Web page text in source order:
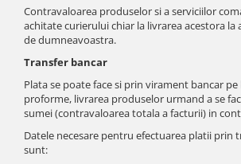
Accesorii Statii De Calcat
Accesorii Uscatoare
Oale Din Fonta
Contravaloarea produselor si a serviciilor
achitate curierului chiar la livrarea acestora la
de dumneavoastra.
Transfer bancar
Plata se poate face si prin virament bancar
proforme, livrarea produselor urmand a se
sumei (contravaloarea totala a facturii) in
Datele necesare pentru efectuarea platii prin
sunt: